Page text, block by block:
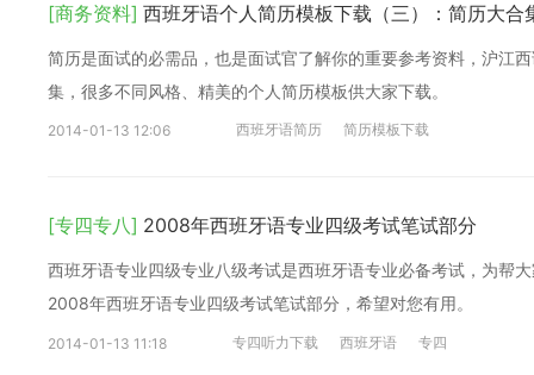
[商务资料] 西班牙语个人简历模板下载（三）：简历大合
简历是面试的必需品，也是面试官了解你的重要参考资料，沪江
集，很多不同风格、精美的个人简历模板供大家下载。
2014-01-13 12:06 西班牙语简历 简历模板下载
[专四专八] 2008年西班牙语专业四级考试笔试部分
西班牙语专业四级专业八级考试是西班牙语专业必备考试，为帮
2008年西班牙语专业四级考试笔试部分，希望对您有用。
2014-01-13 11:18 专四听力下载 西班牙语 专四